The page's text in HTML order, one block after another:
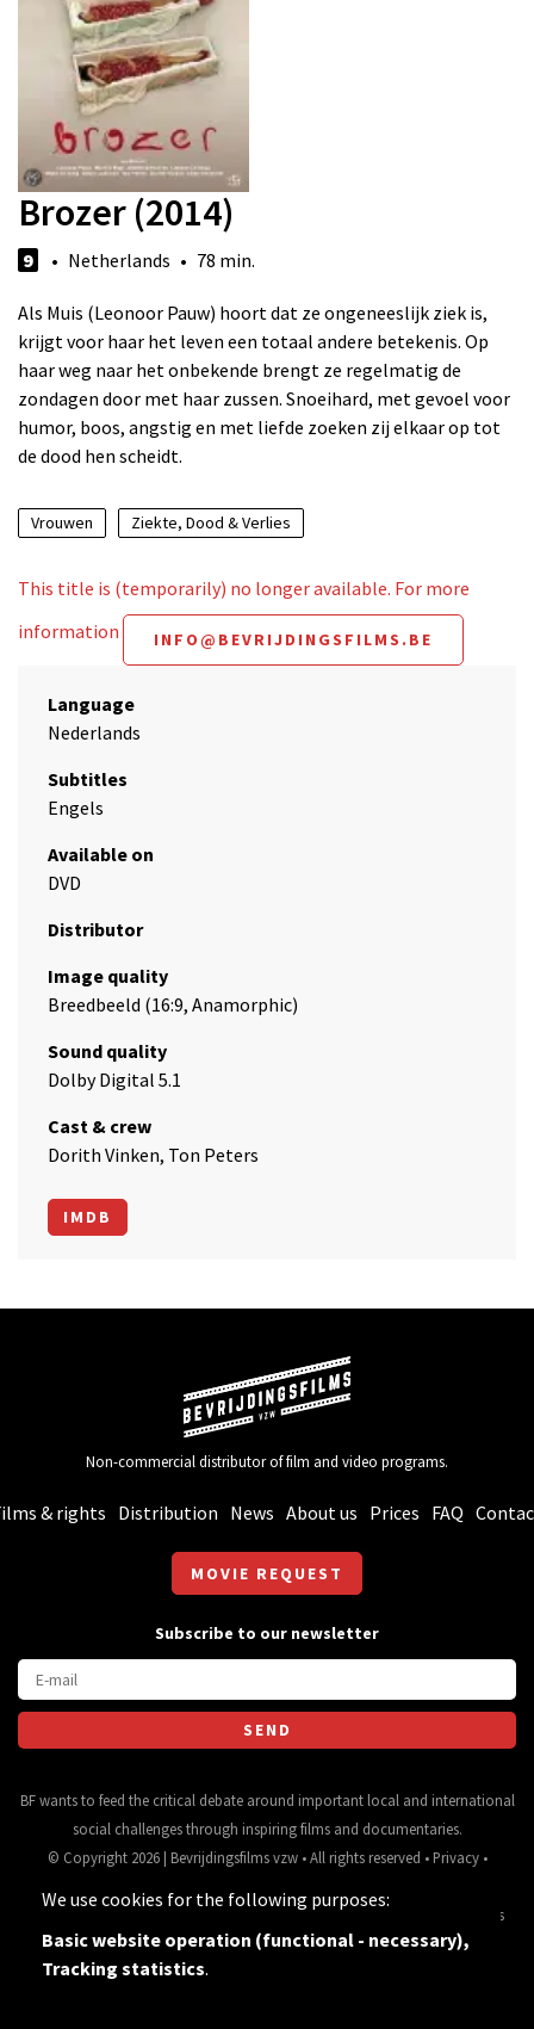
Brozer (2014)
9 • Netherlands • 78 min.
Als Muis (Leonoor Pauw) hoort dat ze ongeneeslijk ziek is,
krijgt voor haar het leven een totaal andere betekenis. Op
haar weg naar het onbekende brengt ze regelmatig de
zondagen door met haar zussen. Snoeihard, met gevoel voor
humor, boos, angstig en met liefde zoeken zij elkaar op tot
de dood hen scheidt.
Vrouwen Ziekte, Dood & Verlies
This title is (temporarily) no longer available. For more
information
INFO@BEVRIJDINGSFILMS.BE
Language
Nederlands
Subtitles
Engels
Available on
DVD
Distributor
Image quality
Breedbeeld (16:9, Anamorphic)
Sound quality
Dolby Digital 5.1
Cast & crew
Dorith Vinken, Ton Peters
IMDB
Non-commercial distributor of film and video programs.
& rights Distribution News About us Prices FAQ
MOVIE REQUEST
Subscribe to our newsletter
BF wants to feed the critical debate around important local and international
social challenges through inspiring films and documentaries.
© Copyright 2026 | Bevrijdingsfilms vzw • All rights reserved • Privacy•
Source for movie data and images:
General terms
and conditions
We use cookies for the following purposes:
Basic website operation (functional - necessary),
Tracking statistics.